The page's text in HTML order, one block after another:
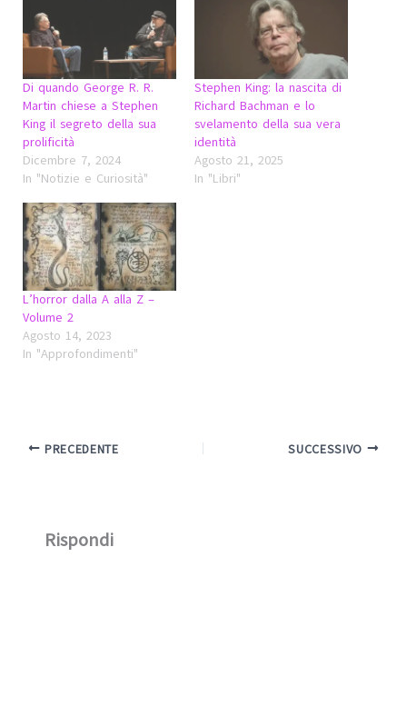
Di quando George R. R.
Martin chiese a Stephen
King il segreto della sua
prolificità
Dicembre 7, 2024
In "Notizie e Curiosità"
Stephen King: la nascita di
Richard Bachman e lo
svelamento della sua vera
identità
Agosto 21, 2025
In "Libri"
L’horror dalla A alla Z –
Volume 2
Agosto 14, 2023
In "Approfondimenti"
PRECEDENTE SUCCESSIVO
Rispondi